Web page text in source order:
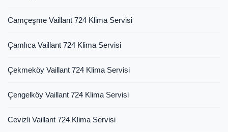
Camçeşme Vaillant 724 Klima Servisi
Çamlıca Vaillant 724 Klima Servisi
Çekmeköy Vaillant 724 Klima Servisi
Çengelköy Vaillant 724 Klima Servisi
Cevizli Vaillant 724 Klima Servisi